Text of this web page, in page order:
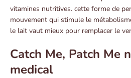
vitamines nutritives. cette forme de
mouvement qui stimule le
le lait vaut mieux pour remplacer le
Catch Me, Patch Me
medical